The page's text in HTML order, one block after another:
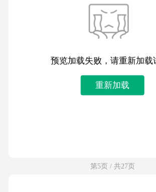
预览加载失败，请重新加载
重新加载
第5页 / 共27页